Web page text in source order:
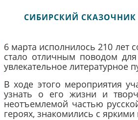
СИБИРСКИЙ
6 марта исполнилось 210 лет
стало отличным поводом
увлекательное
В ходе этого мероприятия
узнать о его жизни и
неотъемлемой частью
героях, знакомились с